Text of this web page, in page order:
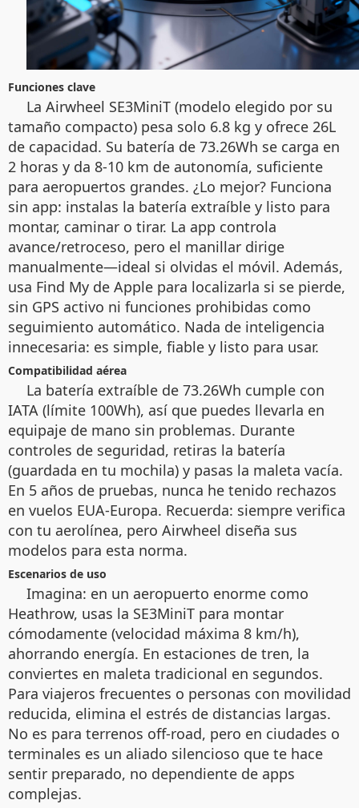
Funciones clave
La Airwheel SE3MiniT (modelo elegido por su
tamaño compacto) pesa solo 6.8 kg y ofrece 26L
de capacidad. Su batería de 73.26Wh se carga en
2 horas y da 8-10 km de autonomía, suficiente
para aeropuertos grandes. ¿Lo mejor? Funciona
sin app: instalas la batería extraíble y listo para
montar, caminar o tirar. La app controla
avance/retroceso, pero el manillar dirige
manualmente—ideal si olvidas el móvil. Además,
usa Find My de Apple para localizarla si se pierde,
sin GPS activo ni funciones prohibidas como
seguimiento automático. Nada de inteligencia
innecesaria: es simple, fiable y listo para usar.
Compatibilidad aérea
La batería extraíble de 73.26Wh cumple con
IATA (límite 100Wh), así que puedes llevarla en
equipaje de mano sin problemas. Durante
controles de seguridad, retiras la batería
(guardada en tu mochila) y pasas la maleta vacía.
En 5 años de pruebas, nunca he tenido rechazos
en vuelos EUA-Europa. Recuerda: siempre verifica
con tu aerolínea, pero Airwheel diseña sus
modelos para esta norma.
Escenarios de uso
Imagina: en un aeropuerto enorme como
Heathrow, usas la SE3MiniT para montar
cómodamente (velocidad máxima 8 km/h),
ahorrando energía. En estaciones de tren, la
conviertes en maleta tradicional en segundos.
Para viajeros frecuentes o personas con movilidad
reducida, elimina el estrés de distancias largas.
No es para terrenos off-road, pero en ciudades o
terminales es un aliado silencioso que te hace
sentir preparado, no dependiente de apps
complejas.